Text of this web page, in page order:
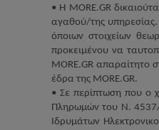
• Η MORE.GR
αγαθού/της
όποιων στοιχείων
προκειμένου να
MORE.GR απαραίτητο
έδρα της MORE.GR.
• Σε περίπτωση που ο
Πληρωμών του Ν. 4537/
Ιδρυμάτων